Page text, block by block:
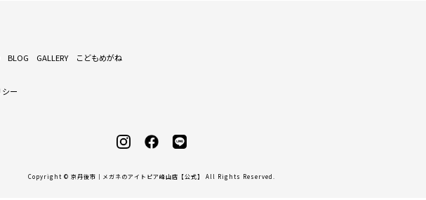
BLOG GALLERY
こどもめがね
ー
Copyright © 京丹後市｜メガネのアイトピア峰山店【公式】 All Rights Reserved.